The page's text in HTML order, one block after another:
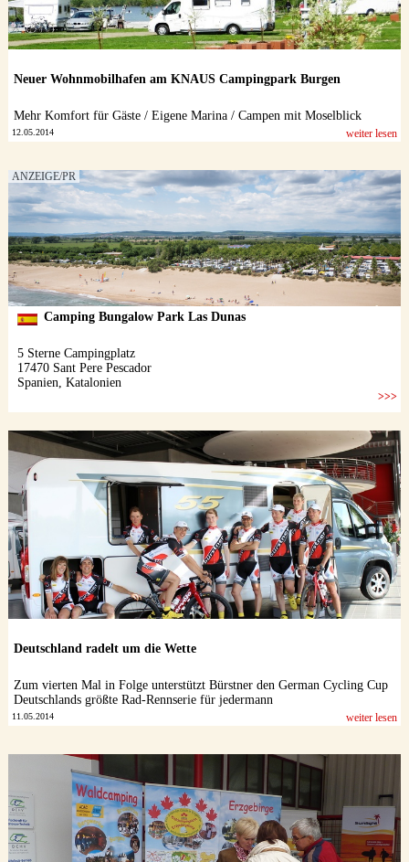
Neuer Wohnmobilhafen am KNAUS Campingpark Burgen
Mehr Komfort für Gäste / Eigene Marina / Campen mit Moselblick
12.05.2014 weiter lesen
Deutschland radelt um die Wette
Zum vierten Mal in Folge unterstützt Bürstner den German Cycling Cup
Deutschlands größte Rad-Rennserie für jedermann
11.05.2014 weiter lesen